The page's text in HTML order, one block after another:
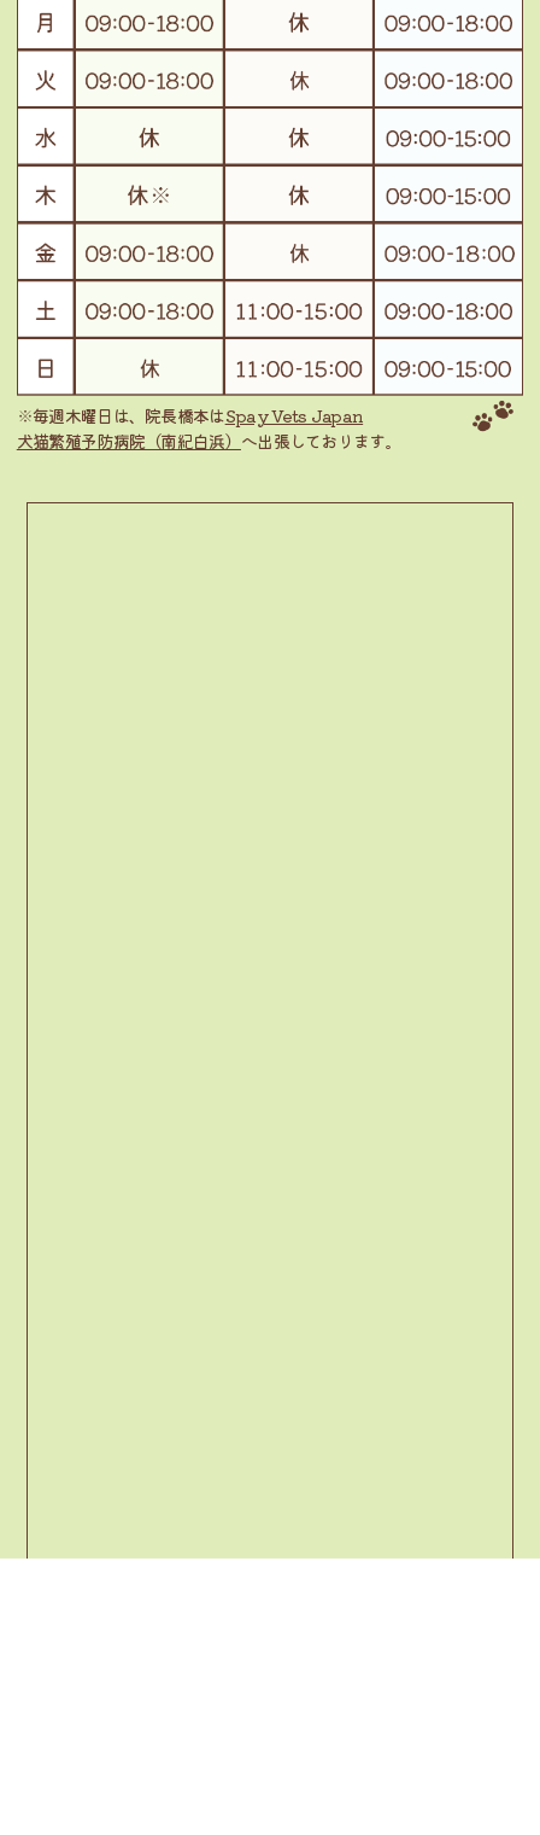
※毎週木曜日は、院長橋本はSpay Vets Japan
犬猫繁殖予防病院（南紀白浜） へ出張しております。